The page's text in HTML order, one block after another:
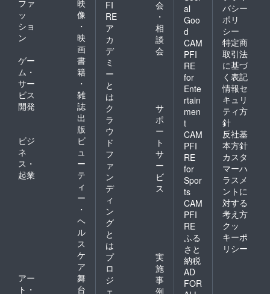
ファ
ッ
ショ
ン
映
像
・
映
画
ゲー
ム・
サー
ビス
開発
書
籍
・
雑
誌
出
版
ビジ
ネ
ス・
起業
ビ
ュ
ー
テ
ィ
ー
・
ヘ
ル
ス
ケ
ア
アー
ト・
舞
台
FI
RE
ア
カ
デ
ミ
ー
と
は
会
・
相
談
会
ク
ラ
ウ
ド
フ
ァ
ン
デ
ィ
ン
グ
と
は
サ
ポ
ー
ト
サ
ー
ビ
ス
プ
ロ
ジ
ェ
実
施
事
例
al
Goo
d
CAM
PFI
RE
for
Ente
rtain
men
t
CAM
PFI
RE
for
Spor
ts
CAM
PFI
RE
ふる
さと
納税
AD
FOR
バシー
ポリ
シー
特定商
取引法
に基づ
く表記
情報セ
キュリ
ティ方
針
反社基
本方針
カスタ
マーハ
ラスメ
ントに
対する
考え方
クッ
キーポ
リシー